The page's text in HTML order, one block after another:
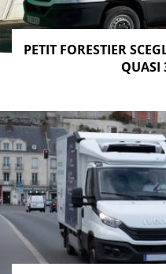
PETIT FORESTIER
QUASI